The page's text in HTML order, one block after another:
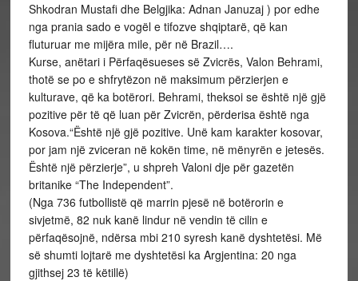
Shkodran Mustafi dhe Belgjika: Adnan Januzaj ) por edhe
nga prania sado e vogël e tifozve shqiptarë, që kan
fluturuar me mijëra mile, për në Brazil….
Kurse, anëtari i Përfaqësueses së Zvicrës, Valon Behrami,
thotë se po e shfrytëzon në maksimum përzierjen e
kulturave, që ka botërori. Behrami, theksoi se është një gjë
pozitive për të që luan për Zvicrën, përderisa është nga
Kosova.“Është një gjë pozitive. Unë kam karakter kosovar,
por jam një zviceran në kokën time, në mënyrën e jetesës.
Është një përzierje”, u shpreh Valoni dje për gazetën
britanike “The Independent”.
(Nga 736 futbollistë që marrin pjesë në botërorin e
sivjetmë, 82 nuk kanë lindur në vendin të cilin e
përfaqësojnë, ndërsa mbi 210 syresh kanë dyshtetësi. Më
së shumti lojtarë me dyshtetësi ka Argjentina: 20 nga
gjithsej 23 të këtillë)